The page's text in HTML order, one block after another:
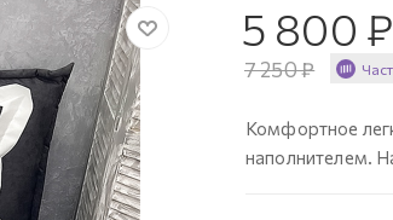
5 800 ₽
7 250₽
Комфортное
наполнителем.